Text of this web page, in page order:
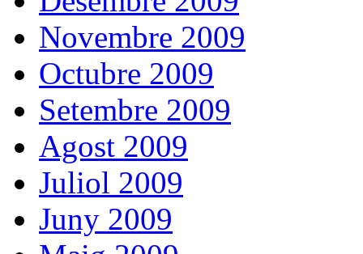
Novembre 2009
Octubre 2009
Setembre 2009
Agost 2009
Juliol 2009
Juny 2009